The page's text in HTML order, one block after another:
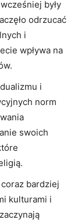
były
odrzucać
i
wpływa na⁢
i
norm
swoich
bardziej
kulturami ​i